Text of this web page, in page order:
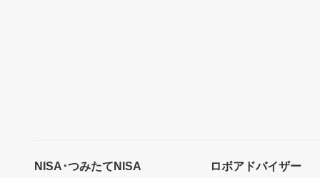
NISA･つみたてNISA ロボアドバイザー